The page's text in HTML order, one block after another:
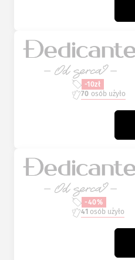
-10zł
70 osób użyło
-40%
41 osób użyło